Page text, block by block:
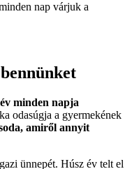
nap várjuk a
minden napja
odasúgja a gyermekének
amiről annyit
ünnepét. Húsz év telt el